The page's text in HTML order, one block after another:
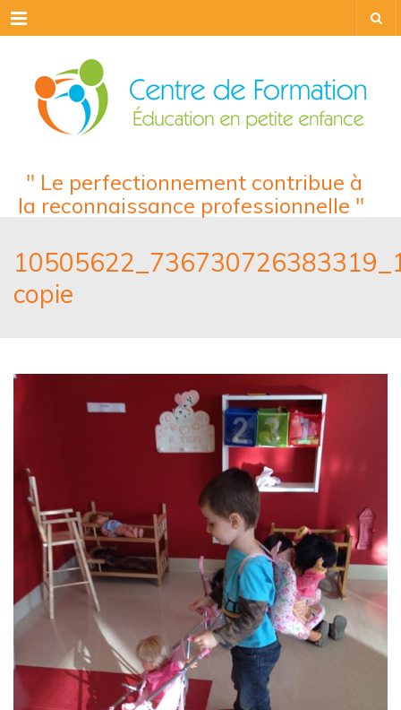
Menu
" Le perfectionnement contribue à
la reconnaissance professionnelle "
copie